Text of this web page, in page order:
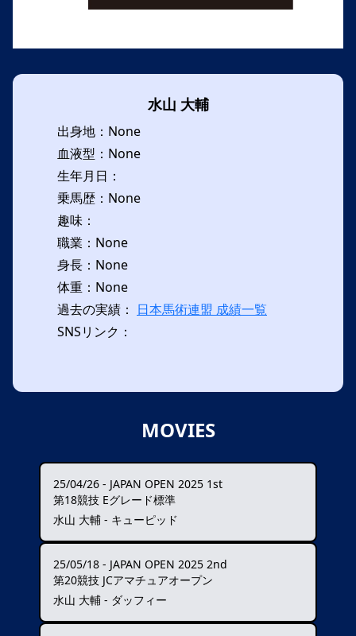
水山 大輔
出身地：None
血液型：None
生年月日：
乗馬歴：None
趣味：
職業：None
身長：None
体重：None
過去の実績： 日本馬術連盟 成績一覧
SNSリンク：
MOVIES
25/04/26 - JAPAN OPEN 2025 1st
第18競技 Eグレード標準
水山 大輔 - キューピッド
25/05/18 - JAPAN OPEN 2025 2nd
第20競技 JCアマチュアオープン
水山 大輔 - ダッフィー